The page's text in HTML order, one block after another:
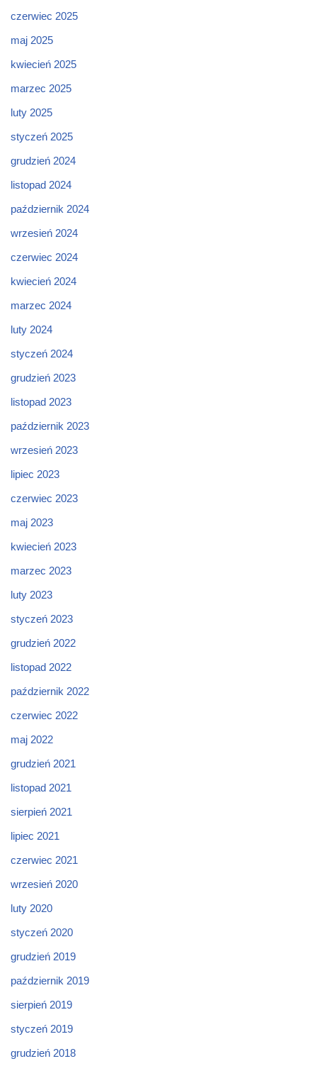
czerwiec 2025
maj 2025
kwiecień 2025
marzec 2025
luty 2025
styczeń 2025
grudzień 2024
listopad 2024
październik 2024
wrzesień 2024
czerwiec 2024
kwiecień 2024
marzec 2024
luty 2024
styczeń 2024
grudzień 2023
listopad 2023
październik 2023
wrzesień 2023
lipiec 2023
czerwiec 2023
maj 2023
kwiecień 2023
marzec 2023
luty 2023
styczeń 2023
grudzień 2022
listopad 2022
październik 2022
czerwiec 2022
maj 2022
grudzień 2021
listopad 2021
sierpień 2021
lipiec 2021
czerwiec 2021
wrzesień 2020
luty 2020
styczeń 2020
grudzień 2019
październik 2019
sierpień 2019
styczeń 2019
grudzień 2018